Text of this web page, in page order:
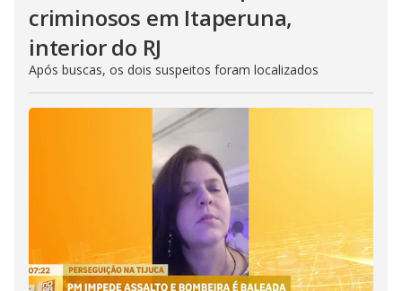
criminosos em Itaperuna,
interior do RJ
Após buscas, os dois suspeitos foram localizados